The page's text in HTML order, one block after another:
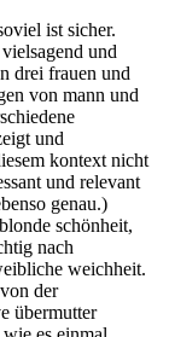
ist sicher.
und
drei frauen und
von mann und
und
kontext nicht
und relevant
genau.)
schönheit,
nach
weichheit.
der
übermutter